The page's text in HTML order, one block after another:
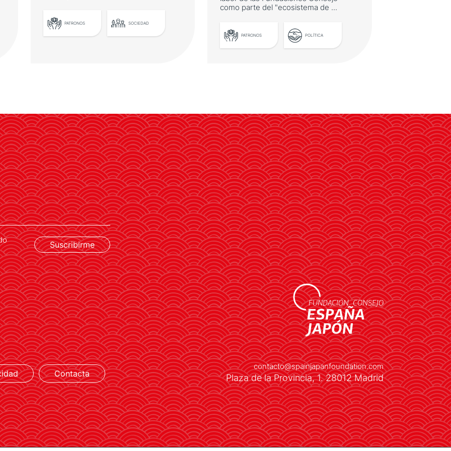
PATRONOS SOCIEDAD
premios
Entre los galardonados se
encuentra el Barcelona
Supercomputing Center por su
cooperación científica con Japón
LEER MÁS
como parte del "ecosistema de ...
PATRONOS POLÍTICA
Estrategia de Diplomacia
Pública de España
El ministro de Exteriores destacó
la labor de las Fundaciones
Consejo como parte del
"ecosistema de proyección
exterior" del país
LEER MÁS
Suscribirme
Contacta
contacto@spainjapanfoundation.com
Plaza de la Provincia, 1. 28012 Madrid